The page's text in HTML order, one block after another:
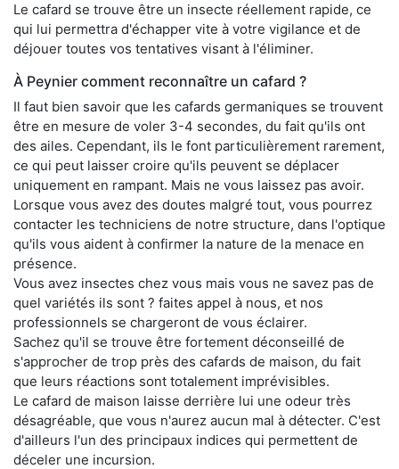
Le cafard se trouve être un insecte réellement rapide, ce
qui lui permettra d'échapper vite à votre vigilance et de
déjouer toutes vos tentatives visant à l'éliminer.
À Peynier comment reconnaître un cafard ?
Il faut bien savoir que les cafards germaniques se trouvent
être en mesure de voler 3-4 secondes, du fait qu'ils ont
des ailes. Cependant, ils le font particulièrement rarement,
ce qui peut laisser croire qu'ils peuvent se déplacer
uniquement en rampant. Mais ne vous laissez pas avoir.
Lorsque vous avez des doutes malgré tout, vous pourrez
contacter les techniciens de notre structure, dans l'optique
qu'ils vous aident à confirmer la nature de la menace en
présence.
Vous avez insectes chez vous mais vous ne savez pas de
quel variétés ils sont ? faites appel à nous, et nos
professionnels se chargeront de vous éclairer.
Sachez qu'il se trouve être fortement déconseillé de
s'approcher de trop près des cafards de maison, du fait
que leurs réactions sont totalement imprévisibles.
Le cafard de maison laisse derrière lui une odeur très
désagréable, que vous n'aurez aucun mal à détecter. C'est
d'ailleurs l'un des principaux indices qui permettent de
déceler une incursion.